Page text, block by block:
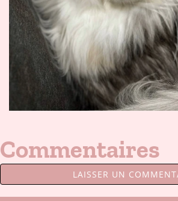
Commentaires
LAISSER UN